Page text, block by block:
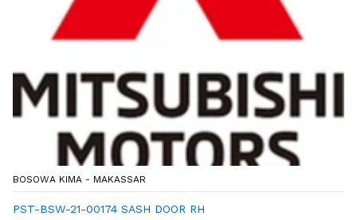
BOSOWA KIMA - MAKASSAR
PST-BSW-21-00174 SASH DOOR RH